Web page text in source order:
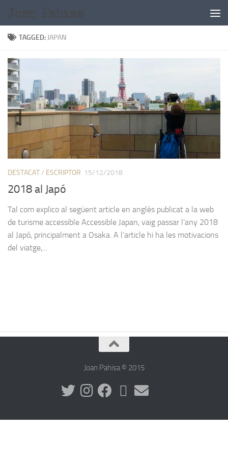
TAGGED: JAPAN
DESTACAT/ ESCRIPTOR 15/12/2018
2018 al Japó
Tal com explico al següent article en anglès publicat a la web
de turisme accessible Accessible Japan, vaig passar l’any 2018
al Japó, principalment a Osaka. A l’article hi ha les motivacions
del viatge,...
Joan Pahisa © 2015